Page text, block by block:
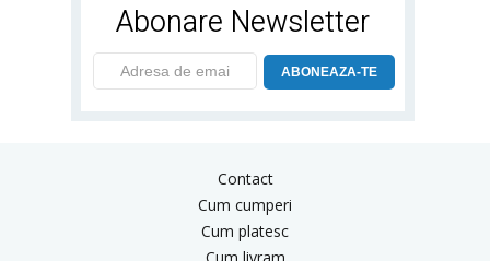
Abonare Newsletter
ABONEAZA-TE
Contact
Cum cumperi
Cum platesc